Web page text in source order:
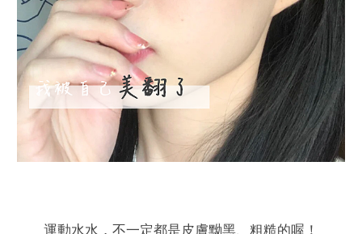
運動水水，不一定都是皮膚黝黑、粗糙的喔！